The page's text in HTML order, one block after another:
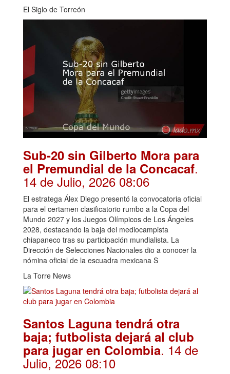
El Siglo de Torreón
Sub-20 sin Gilberto Mora para
el Premundial de la Concacaf.
14 de Julio, 2026 08:06
El estratega Álex Diego presentó la convocatoria oficial
para el certamen clasificatorio rumbo a la Copa del
Mundo 2027 y los Juegos Olímpicos de Los Ángeles
2028, destacando la baja del mediocampista
chiapaneco tras su participación mundialista. La
Dirección de Selecciones Nacionales dio a conocer la
nómina oficial de la escuadra mexicana S
La Torre News
Santos Laguna tendrá otra
baja; futbolista dejará al club
para jugar en Colombia. 14 de
Julio, 2026 08:10